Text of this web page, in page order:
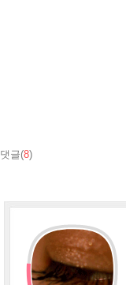
댓글(8)